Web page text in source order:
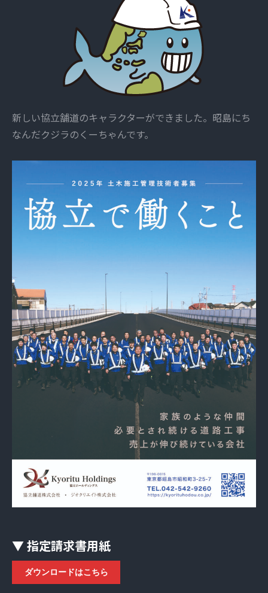
新しい協立舗道のキャラクターができました。昭島にち
なんだクジラのくーちゃんです。
▼ 指定請求書用紙
ダウンロードはこちら